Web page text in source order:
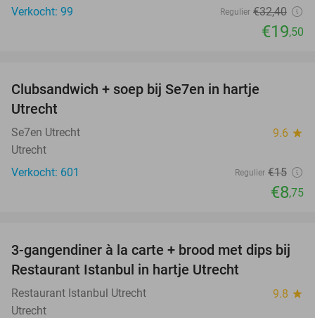
Verkocht: 99
Regulier €32,40
€19,50
Clubsandwich + soep bij Se7en in hartje
Utrecht
Se7en Utrecht 9.6 star
Utrecht
Verkocht: 601
Regulier €15
€8,75
43%
3-gangendiner à la carte + brood met dips bij
Restaurant Istanbul in hartje Utrecht
Restaurant Istanbul Utrecht 9.8 star
Utrecht